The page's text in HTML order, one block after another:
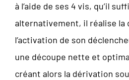
à l’aide de ses 4 vis, qu’il
alternativement, il réalise la
l’activation de son
une découpe nette et
créant alors la dérivation